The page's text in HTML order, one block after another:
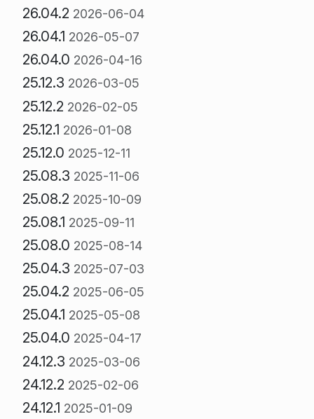
26.04.2 2026-06-04
26.04.1 2026-05-07
26.04.0 2026-04-16
25.12.3 2026-03-05
25.12.2 2026-02-05
25.12.1 2026-01-08
25.12.0 2025-12-11
25.08.3 2025-11-06
25.08.2 2025-10-09
25.08.1 2025-09-11
25.08.0 2025-08-14
25.04.3 2025-07-03
25.04.2 2025-06-05
25.04.1 2025-05-08
25.04.0 2025-04-17
24.12.3 2025-03-06
24.12.2 2025-02-06
24.12.1 2025-01-09